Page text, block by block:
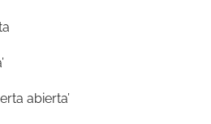
abierta’